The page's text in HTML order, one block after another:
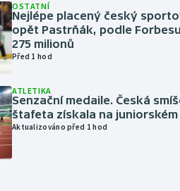
OSTATNÍ
Nejlépe placený český
opět Pastrňák, podle
275 milionů
Před 1 hod
ATLETIKA
Senzační medaile. Česká
štafeta získala na
Aktualizováno před 1 hod